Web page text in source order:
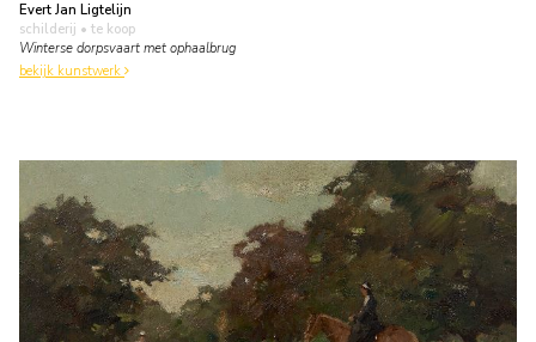
Evert Jan Ligtelijn
schilderij • te koop
Winterse dorpsvaart met ophaalbrug
bekijk kunstwerk